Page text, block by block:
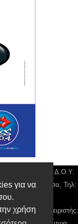
για να
χρήση
ΑΦΜ: 043750542, Δ.Ο.Υ:
τ.κ 41222 Λάρισα, Τηλ:
και Διαχειριστής: